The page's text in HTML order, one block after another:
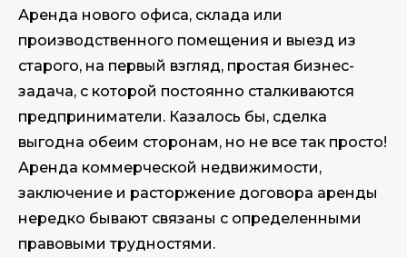
Аренда нового офиса, склада или
производственного помещения и выезд из
старого, на первый взгляд, простая бизнес-
задача, с которой постоянно сталкиваются
предприниматели. Казалось бы, сделка
выгодна обеим сторонам, но не все так просто!
Аренда коммерческой недвижимости,
заключение и расторжение договора аренды
нередко бывают связаны с определенными
правовыми трудностями.